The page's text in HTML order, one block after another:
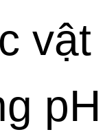
vật
pH